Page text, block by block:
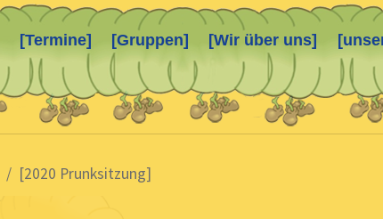
[Termine] [Gruppen] [Wir über uns]
[2020 Prunksitzung]